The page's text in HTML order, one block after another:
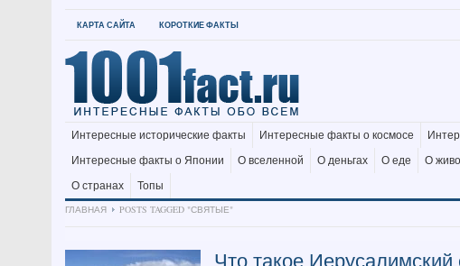
КАРТА САЙТА КОРОТКИЕ ФАКТЫ
Интересные исторические факты Интересные факты о космосе
Интересные факты о Японии
О вселенной О деньгах О еде О
О странах
Топы
ГЛАВНАЯ
POSTS TAGGED "СВЯТЫЕ"
Что такое Иерусалимский